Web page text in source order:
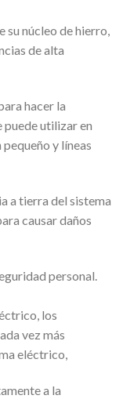
su núcleo de hierro,
de alta
hacer la
puede utilizar en
y líneas
a tierra del sistema
causar daños
personal.
los
vez más
eléctrico,
a la